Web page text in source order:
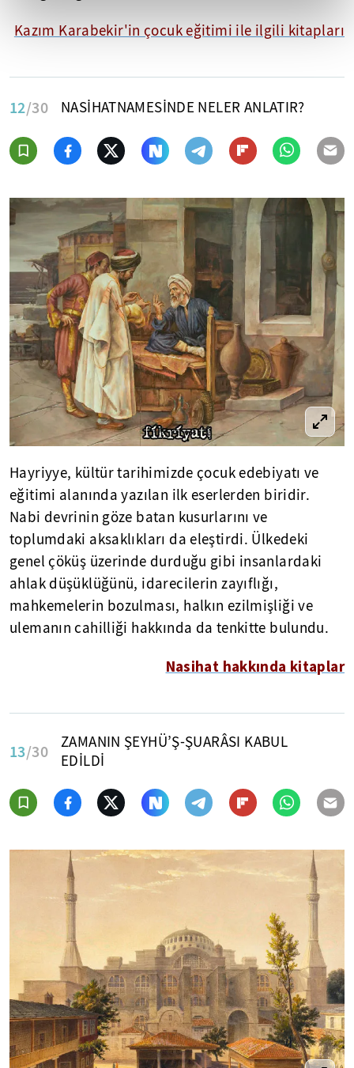
Kazım Karabekir'in çocuk eğitimi ile ilgili kitapları
12/30 NASİHATNAMESİNDE NELER ANLATIR?
Hayriyye, kültür tarihimizde çocuk edebiyatı ve
eğitimi alanında yazılan ilk eserlerden biridir.
Nabi devrinin göze batan kusurlarını ve
toplumdaki aksaklıkları da eleştirdi. Ülkedeki
genel çöküş üzerinde durduğu gibi insanlardaki
ahlak düşüklüğünü, idarecilerin zayıflığı,
mahkemelerin bozulması, halkın ezilmişliği ve
ulemanın cahilliği hakkında da tenkitte bulundu.
Nasihat hakkında kitaplar
13/30
ZAMANIN ŞEYHÜ’Ş-ŞUARÂSI KABUL
EDİLDİ